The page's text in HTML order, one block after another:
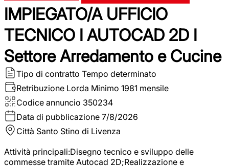
IMPIEGATO/A UFFICIO
TECNICO I AUTOCAD 2D I
Settore Arredamento e Cucine
Tipo di contratto Tempo determinato
Retribuzione Lorda Minimo 1981 mensile
Codice annuncio 350234
Data di pubblicazione 7/8/2026
Città Santo Stino di Livenza
Attività principali:Disegno tecnico e sviluppo delle
commesse tramite Autocad 2D;Realizzazione e